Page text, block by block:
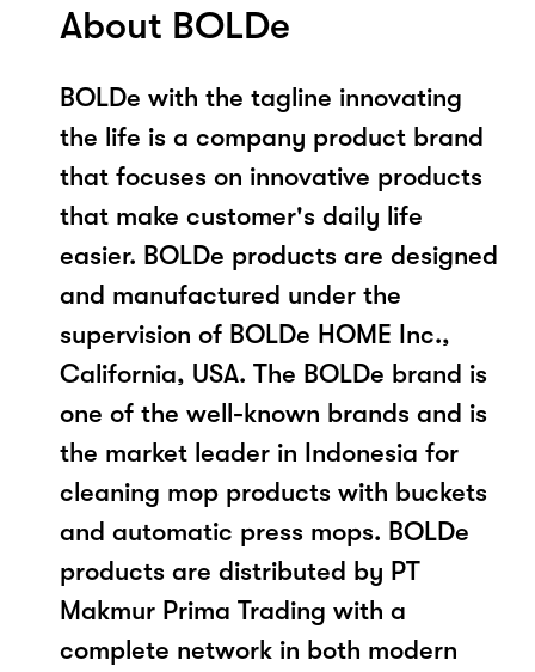
About BOLDe
BOLDe with the tagline innovating
the life is a company product brand
that focuses on innovative products
that make customer's daily life
easier. BOLDe products are designed
and manufactured under the
supervision of BOLDe HOME Inc.,
California, USA. The BOLDe brand is
one of the well-known brands and is
the market leader in Indonesia for
cleaning mop products with buckets
and automatic press mops. BOLDe
products are distributed by PT
Makmur Prima Trading with a
complete network in both modern